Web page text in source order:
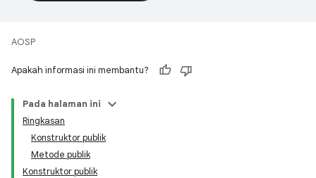
AOSP
Apakah informasi ini membantu?
Pada halaman ini
Ringkasan
Konstruktor publik
Metode publik
Konstruktor publik